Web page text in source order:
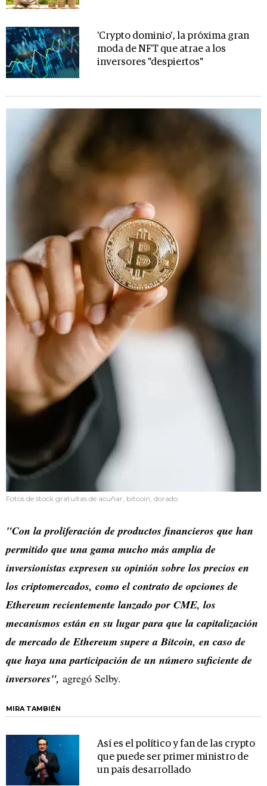
'Crypto dominio', la próxima gran
moda de NFT que atrae a los
inversores "despiertos"
Fotos de stock gratuitas de acuñar, bitcoin, dorado
"Con la proliferación de productos financieros que han
permitido que una gama mucho más amplia de
inversionistas expresen su opinión sobre los precios en
los criptomercados, como el contrato de opciones de
Ethereum recientemente lanzado por CME, los
mecanismos están en su lugar para que la capitalización
de mercado de Ethereum supere a Bitcoin, en caso de
que haya una participación de un número suficiente de
inversores", agregó Selby.
MIRA TAMBIÉN
Así es el político y fan de las crypto
que puede ser primer ministro de
un país desarrollado